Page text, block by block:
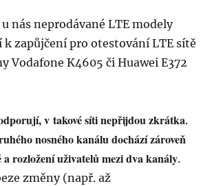
nás neprodávané LTE modely
zapůjčení pro otestování LTE sítě
Vodafone K4605 či Huawei E372
v takové síti nepřijdou zkrátka.
nosného kanálu dochází zároveň
rozložení uživatelů mezi dva kanály.
změny (např. až